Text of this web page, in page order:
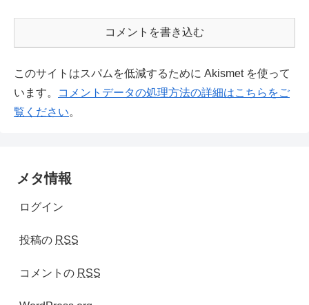
コメントを書き込む
このサイトはスパムを低減するために Akismet を使って
います。
コメントデータの処理方法の詳細はこちらをご
覧ください。
メタ情報
ログイン
投稿の RSS
コメントの RSS